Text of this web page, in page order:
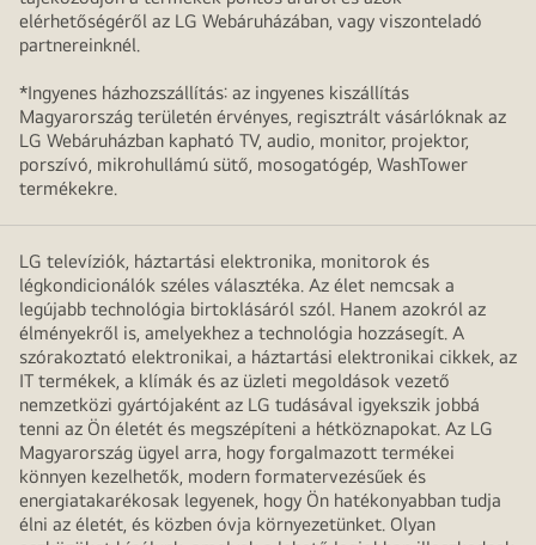
elérhetőségéről az LG Webáruházában, vagy viszonteladó
partnereinknél.
*Ingyenes házhozszállítás: az ingyenes kiszállítás
Magyarország területén érvényes, regisztrált vásárlóknak az
LG Webáruházban kapható TV, audio, monitor, projektor,
porszívó, mikrohullámú sütő, mosogatógép, WashTower
termékekre.
LG televíziók, háztartási elektronika, monitorok és
légkondicionálók széles választéka. Az élet nemcsak a
legújabb technológia birtoklásáról szól. Hanem azokról az
élményekről is, amelyekhez a technológia hozzásegít. A
szórakoztató elektronikai, a háztartási elektronikai cikkek, az
IT termékek, a klímák és az üzleti megoldások vezető
nemzetközi gyártójaként az LG tudásával igyekszik jobbá
tenni az Ön életét és megszépíteni a hétköznapokat. Az LG
Magyarország ügyel arra, hogy forgalmazott termékei
könnyen kezelhetők, modern formatervezésűek és
energiatakarékosak legyenek, hogy Ön hatékonyabban tudja
élni az életét, és közben óvja környezetünket. Olyan